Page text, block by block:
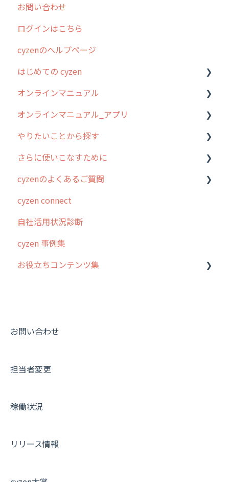
お問い合わせ
ログインはこちら
cyzenのヘルプページ
はじめての cyzen
0. はじめてのcyzenの使い方
1. cyzenについて知ろう
2. 主要機能の概要
3. cyzenの位置情報取得について
4. cyzen利用前の準備：システム管理者編
5. 基本的な使い方：システム管理者編
6. 基本的な使い方：ユーザー編
7. 初心者向けよくある質問集
8. 用語集
【業界業種別】cyzen設定方法
オンラインマニュアル
管理サイトの使い始め
ユーザー・グループ管理
行動管理
予定管理
スポット
ステータス・主観
報告書・行動種別
勤怠管理
帳票出力
商品
オンラインマニュアル_アプリ
アプリの使い始め
ホーム画面
スポット
報告閲覧
予定
日報
履歴
パフォーマンス
お知らせ
やりたいことから探す
行動管理
勤怠管理
予定管理
スポット
ステータス・主観
報告書・行動種別
活動通知
商品
さらに使いこなすために
はじめに
スポット・ステータス関連オプション
交通費自動計算
安全走行支援
写真管理・高画質化
その他オプション
契約・その他
cyzenのよくあるご質問
ログインについて
グループ・ユーザーについて
GPS・位置情報 について
ルート自動記録 について
報告書について
メンバー画面について
その他よくある質問
cyzen connect
自社活用状況診断
cyzen 事例集
お役立ちコンテンツ集
動画集：共通
お問い合わせ
担当者変更
稼働状況
リリース情報